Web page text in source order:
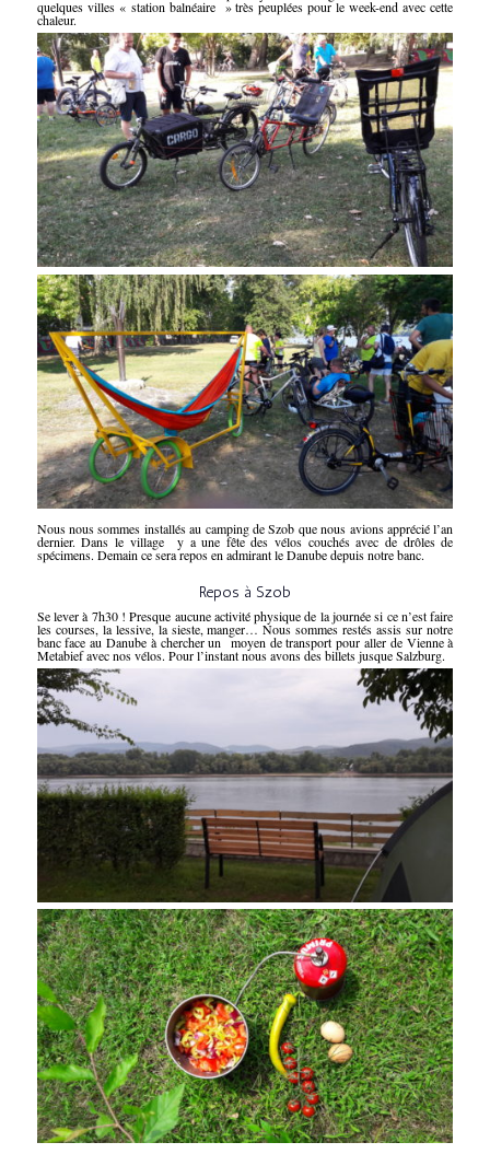
quelques villes « station balnéaire » très peuplées pour le week-end avec cette
chaleur.
Nous nous sommes installés au camping de Szob que nous avions apprécié l’an
dernier. Dans le village y a une fête des vélos couchés avec de drôles de
spécimens. Demain ce sera repos en admirant le Danube depuis notre banc.
Repos à Szob
Se lever à 7h30 ! Presque aucune activité physique de la journée si ce n’est faire
les courses, la lessive, la sieste, manger… Nous sommes restés assis sur notre
banc face au Danube à chercher un moyen de transport pour aller de Vienne à
Metabief avec nos vélos. Pour l’instant nous avons des billets jusque Salzburg.